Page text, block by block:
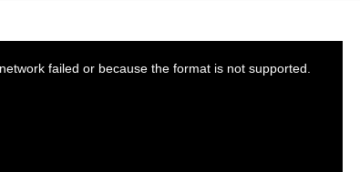
failed or because the format is not supported.